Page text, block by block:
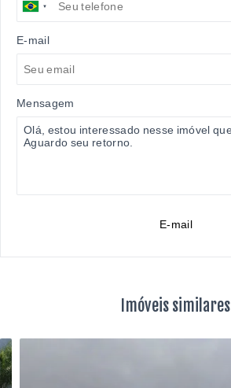
E-mail
Mensagem
E-mail
Imóveis similares